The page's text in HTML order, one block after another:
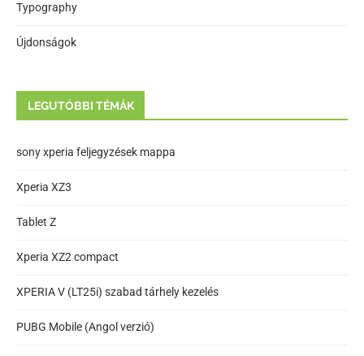
Typography
Újdonságok
LEGUTÓBBI TÉMÁK
sony xperia feljegyzések mappa
Xperia XZ3
Tablet Z
Xperia XZ2 compact
XPERIA V (LT25i) szabad tárhely kezelés
PUBG Mobile (Angol verzió)